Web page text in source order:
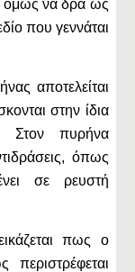
όμως να δρα ως
που γεννάται
αποτελείται
στην ίδια
Στον πυρήνα
όπως
σε ρευστή
πως ο